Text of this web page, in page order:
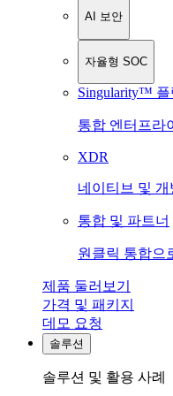
AI 보안
자율형 SOC
Singularity™ 플
통합 엔터프라
XDR
네이티브 및
통합 및 파트너
원클릭 통합으
제품 둘러보기
가격 및 패키지
데모 요청
솔루션
솔루션 및 활용 사례